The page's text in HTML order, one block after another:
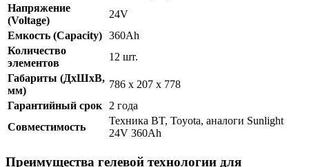
Напряжение
(Voltage)
24V
Емкость (Capacity) 360Ah
Количество
элементов
12 шт.
Габариты (ДхШхВ,
мм)
786 x 207 x 778
Гарантийный срок
2 года
Совместимость
Техника BT, Toyota, аналоги Sunlight
24V 360Ah
Преимущества гелевой технологии для